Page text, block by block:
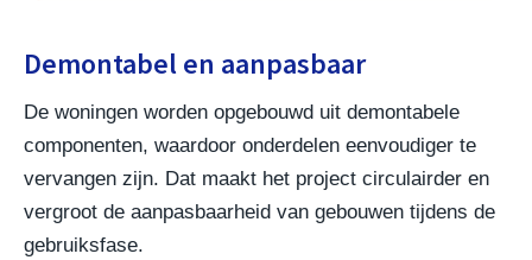
Demontabel en aanpasbaar
De woningen worden opgebouwd uit demontabele
componenten, waardoor onderdelen eenvoudiger te
vervangen zijn. Dat maakt het project circulairder en
vergroot de aanpasbaarheid van gebouwen tijdens de
gebruiksfase.